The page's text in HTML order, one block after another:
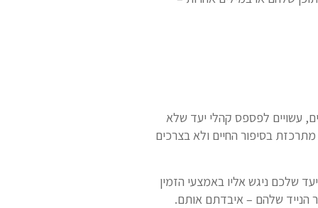
עשויים לפספס קהלי יעד שלא
בסיפור החיים ולא בצרכים
שלכם ניגש אליו באמצעי הזמין
הנייד שלהם – איבדתם אותם.